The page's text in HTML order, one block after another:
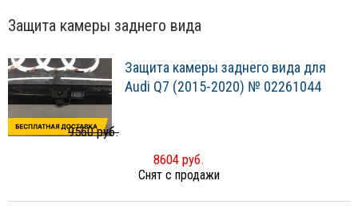
Защита камеры заднего вида
Защита камеры заднего вида для
Audi Q7 (2015-2020) № 02261044
9560 руб.
8604 руб.
Снят с продажи